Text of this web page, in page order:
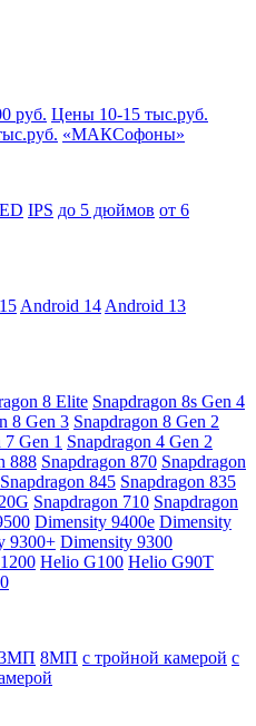
руб. Цены 10-15 тыс.руб.
«МАКСофоны»
IPS до 5 дюймов от 6
Android 14 Android 13
8 Elite Snapdragon 8s Gen 4
8 Gen 3 Snapdragon 8 Gen 2
7 Gen 1 Snapdragon 4 Gen 2
888 Snapdragon 870 Snapdragon
Snapdragon 845 Snapdragon 835
Snapdragon 710 Snapdragon
Dimensity 9400e Dimensity
9300+ Dimensity 9300
Helio G100 Helio G90T
8МП с тройной камерой с